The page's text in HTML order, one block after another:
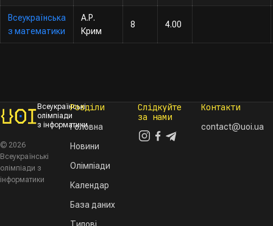
Всеукраїнська
з математики
А.Р.
Крим
8 4.00
Всеукраїнські
олімпіади
з інформатики
© 2026
Всеукраїнські
олімпіади з
інформатики
Розділи
Головна
Новини
Олімпіади
Календар
База даних
Слідкуйте
за нами
Контакти
contact@uoi.ua